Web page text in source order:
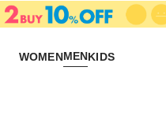
WOMENMENKIDS